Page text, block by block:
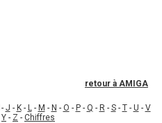
retour à AMIGA
- J - K- L- M - N - O - P- Q - R - S- T- U - V
Y - Z - Chiffres